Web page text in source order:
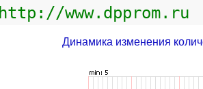
http://www.dpprom.ru
Динамика изменения